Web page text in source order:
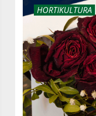
HORTIKULTURA